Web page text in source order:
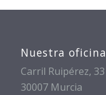
Nuestra oficina
Carril Ruipérez, 33
30007 Murcia